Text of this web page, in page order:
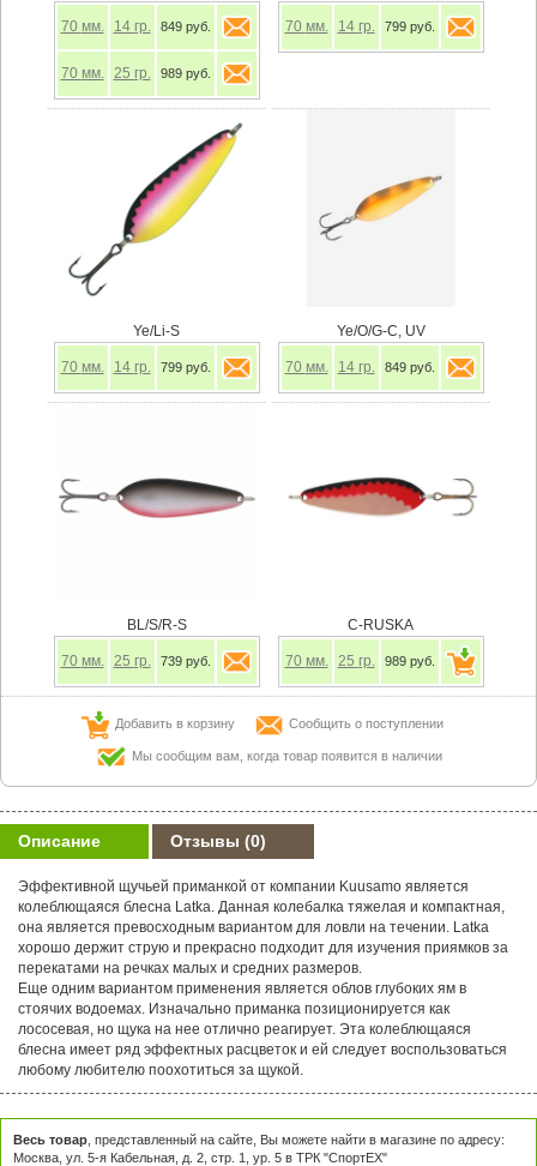
70 мм. 14 гр. 849 руб.
70 мм. 25 гр. 989 руб.
70 мм. 14 гр. 799 руб.
Ye/Li-S
70 мм. 14 гр. 799 руб.
Ye/O/G-C, UV
70 мм. 14 гр. 849 руб.
BL/S/R-S
70 мм. 25 гр. 739 руб.
C-RUSKA
70 мм. 25 гр. 989 руб.
Добавить в корзину Сообщить о поступлении
Мы сообщим вам, когда товар появится в наличии
Описание Отзывы (0)
Эффективной щучьей приманкой от компании Kuusamo является
колеблющаяся блесна Latka. Данная колебалка тяжелая и компактная,
она является превосходным вариантом для ловли на течении. Latka
хорошо держит струю и прекрасно подходит для изучения приямков за
перекатами на речках малых и средних размеров.
Еще одним вариантом применения является облов глубоких ям в
стоячих водоемах. Изначально приманка позиционируется как
лососевая, но щука на нее отлично реагирует. Эта колеблющаяся
блесна имеет ряд эффектных расцветок и ей следует воспользоваться
любому любителю поохотиться за щукой.
Весь товар , представленный на сайте, Вы можете найти в магазине по адресу:
Москва, ул. 5-я Кабельная, д. 2, стр. 1, ур. 5 в ТРК "СпортЕХ"